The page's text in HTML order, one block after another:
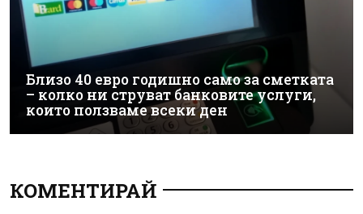
Близо 40 евро годишно само за сметката
– колко ни струват банковите услуги,
които ползваме всеки ден
КОМЕНТИРАЙ